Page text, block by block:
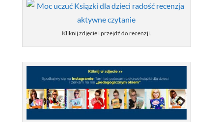
Kliknij zdjęcie i przejdź do recenzji.